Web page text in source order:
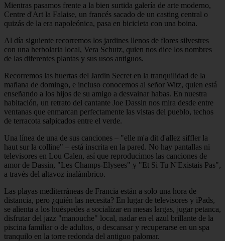
Mientras pasamos frente a la bien surtida galería de arte moderno,
Centre d'Art la Falaise, un francés sacado de un casting central o
quizás de la era napoleónica, pasa en bicicleta con una boina.
Al día siguiente recorremos los jardines llenos de flores silvestres
con una herbolaria local, Vera Schutz, quien nos dice los nombres
de las diferentes plantas y sus usos antiguos.
Recorremos las huertas del Jardin Secret en la tranquilidad de la
mañana de domingo, e incluso conocemos al señor Witz, quien está
enseñando a los hijos de su amigo a desvainar habas. En nuestra
habitación, un retrato del cantante Joe Dassin nos mira desde entre
ventanas que enmarcan perfectamente las vistas del pueblo, techos
de terracota salpicados entre el verde.
Una línea de una de sus canciones – "elle m'a dit d'allez siffler la
haut sur la colline" – está inscrita en la pared. No hay pantallas ni
televisores en Lou Calen, así que reproducimos las canciones de
amor de Dassin, "Les Champs-Elysees" y "Et Si Tu N'Existais Pas",
a través del altavoz inalámbrico.
Las playas mediterráneas de Francia están a solo una hora de
distancia, pero ¿quién las necesita? En lugar de televisores y iPads,
se alienta a los huéspedes a socializar en mesas largas, jugar petanca,
disfrutar del jazz "manouche" local, nadar en el azul brillante de la
piscina familiar o de adultos, o descansar y recuperarse en un spa
tranquilo en la torre redonda del antiguo palomar.